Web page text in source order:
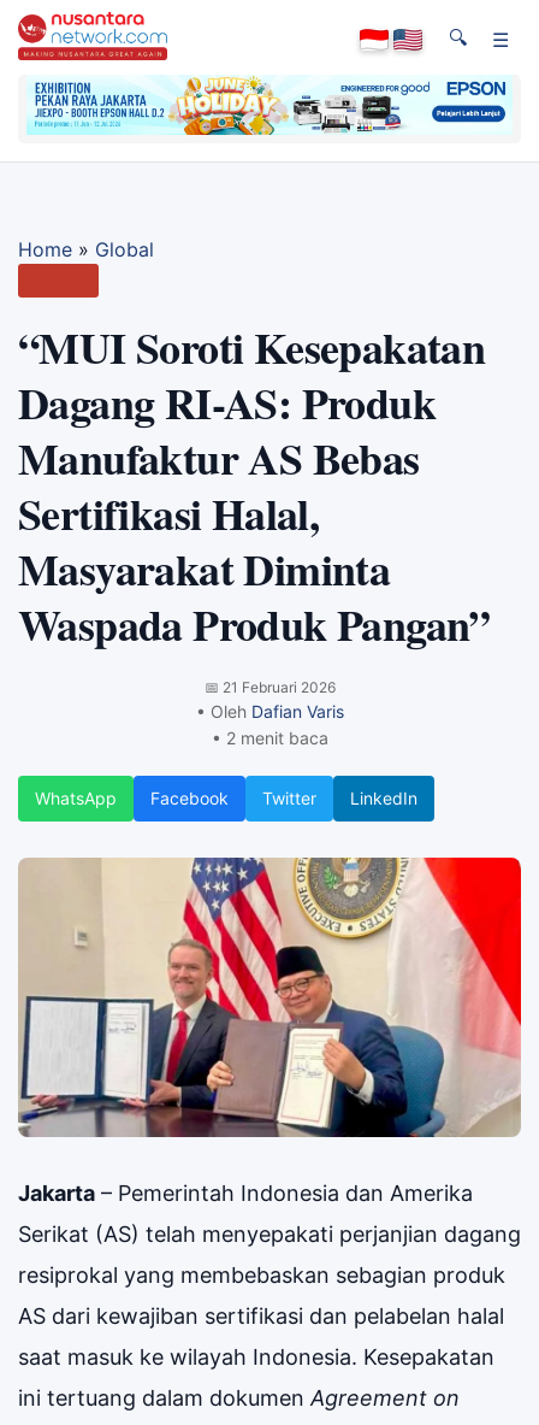
🔍 ☰
Home » Global
“MUI Soroti Kesepakatan
Dagang RI-AS: Produk
Manufaktur AS Bebas
Sertifikasi Halal,
Masyarakat Diminta
Waspada Produk Pangan”
📅 21 Februari 2026
• Oleh Dafian Varis
• 2 menit baca
WhatsApp Facebook Twitter LinkedIn
Jakarta – Pemerintah Indonesia dan Amerika
Serikat (AS) telah menyepakati perjanjian dagang
resiprokal yang membebaskan sebagian produk
AS dari kewajiban sertifikasi dan pelabelan halal
saat masuk ke wilayah Indonesia. Kesepakatan
ini tertuang dalam dokumenAgreement on